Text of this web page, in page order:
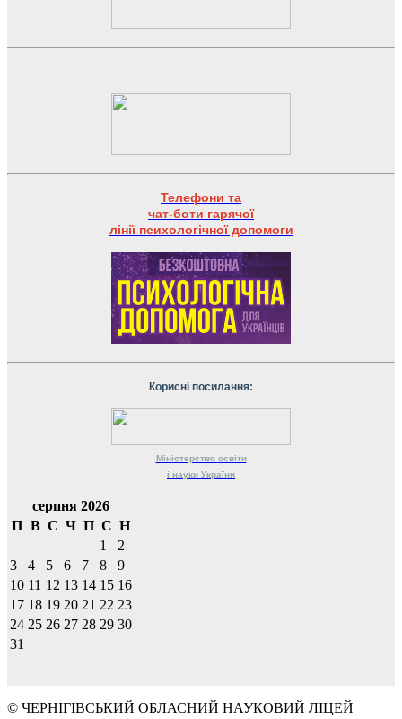
Телефони та
чат-боти гарячої
лінії психологічної допомоги
Корисні посилання:
Міністерство освіти
і науки України
серпня 2026
П В С Ч П С Н
1
2
3
4 5 6 7 8
9
10 11 12 13 14 15 16
17 18 19 20 21 22 23
24 25 26 27 28 29 30
31
© ЧЕРНІГІВСЬКИЙ ОБЛАСНИЙ НАУКОВИЙ ЛІЦЕЙ